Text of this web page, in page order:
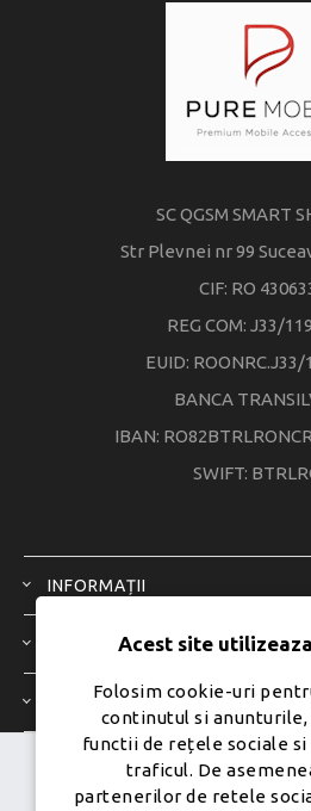
SC QGSM SMART
Str Plevnei nr 99
CIF: RO
REG COM: J33/
EUID:
BANCA
IBAN:
SWIFT:
INFORMAȚII
SERVICIU CLIENȚI
CONTUL MEU
Dezvoltat de
Ecom
Acest site
Folosim cookie-uri
continutul si
functii de rețele sociale
traficul. De
partenerilor de retele